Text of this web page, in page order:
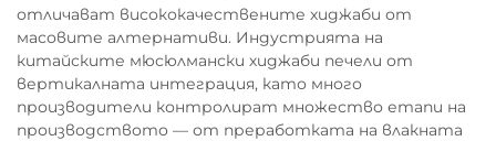
отличават висококачествените хиджаби от
масовите алтернативи. Индустрията на
китайските мюсюлмански хиджаби печели от
вертикалната интеграция, като много
производители контролират множество етапи на
производството — от преработката на влакната